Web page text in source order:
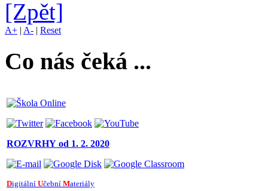
[Zpět]
A+ | A- | Reset
Co nás čeká ...
ROZVRHY od 1. 2. 2020
Digitální Učební Materiály